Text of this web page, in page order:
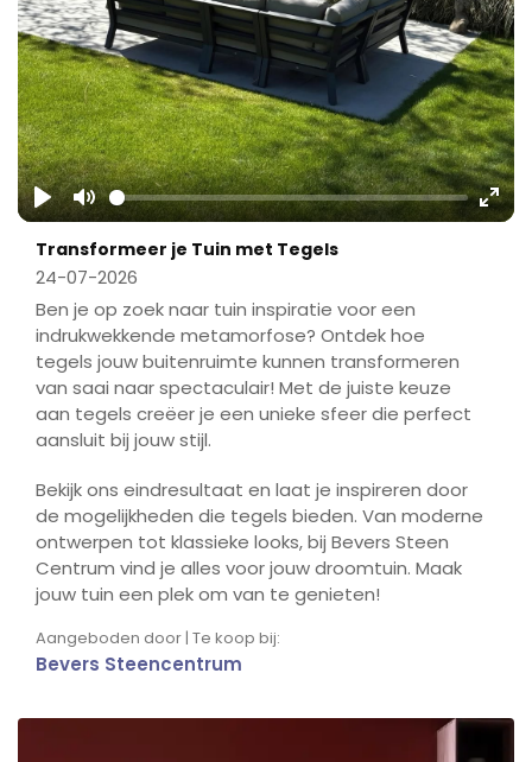
Play Mute
Transformeer je Tuin met Tegels
24-07-2026
Ben je op zoek naar tuin inspiratie voor een
indrukwekkende metamorfose? Ontdek hoe
tegels jouw buitenruimte kunnen transformeren
van saai naar spectaculair! Met de juiste keuze
aan tegels creëer je een unieke sfeer die perfect
aansluit bij jouw stijl.
Bekijk ons eindresultaat en laat je inspireren door
de mogelijkheden die tegels bieden. Van moderne
ontwerpen tot klassieke looks, bij Bevers Steen
Centrum vind je alles voor jouw droomtuin. Maak
jouw tuin een plek om van te genieten!
Aangeboden door | Te koop bij:
Bevers Steencentrum